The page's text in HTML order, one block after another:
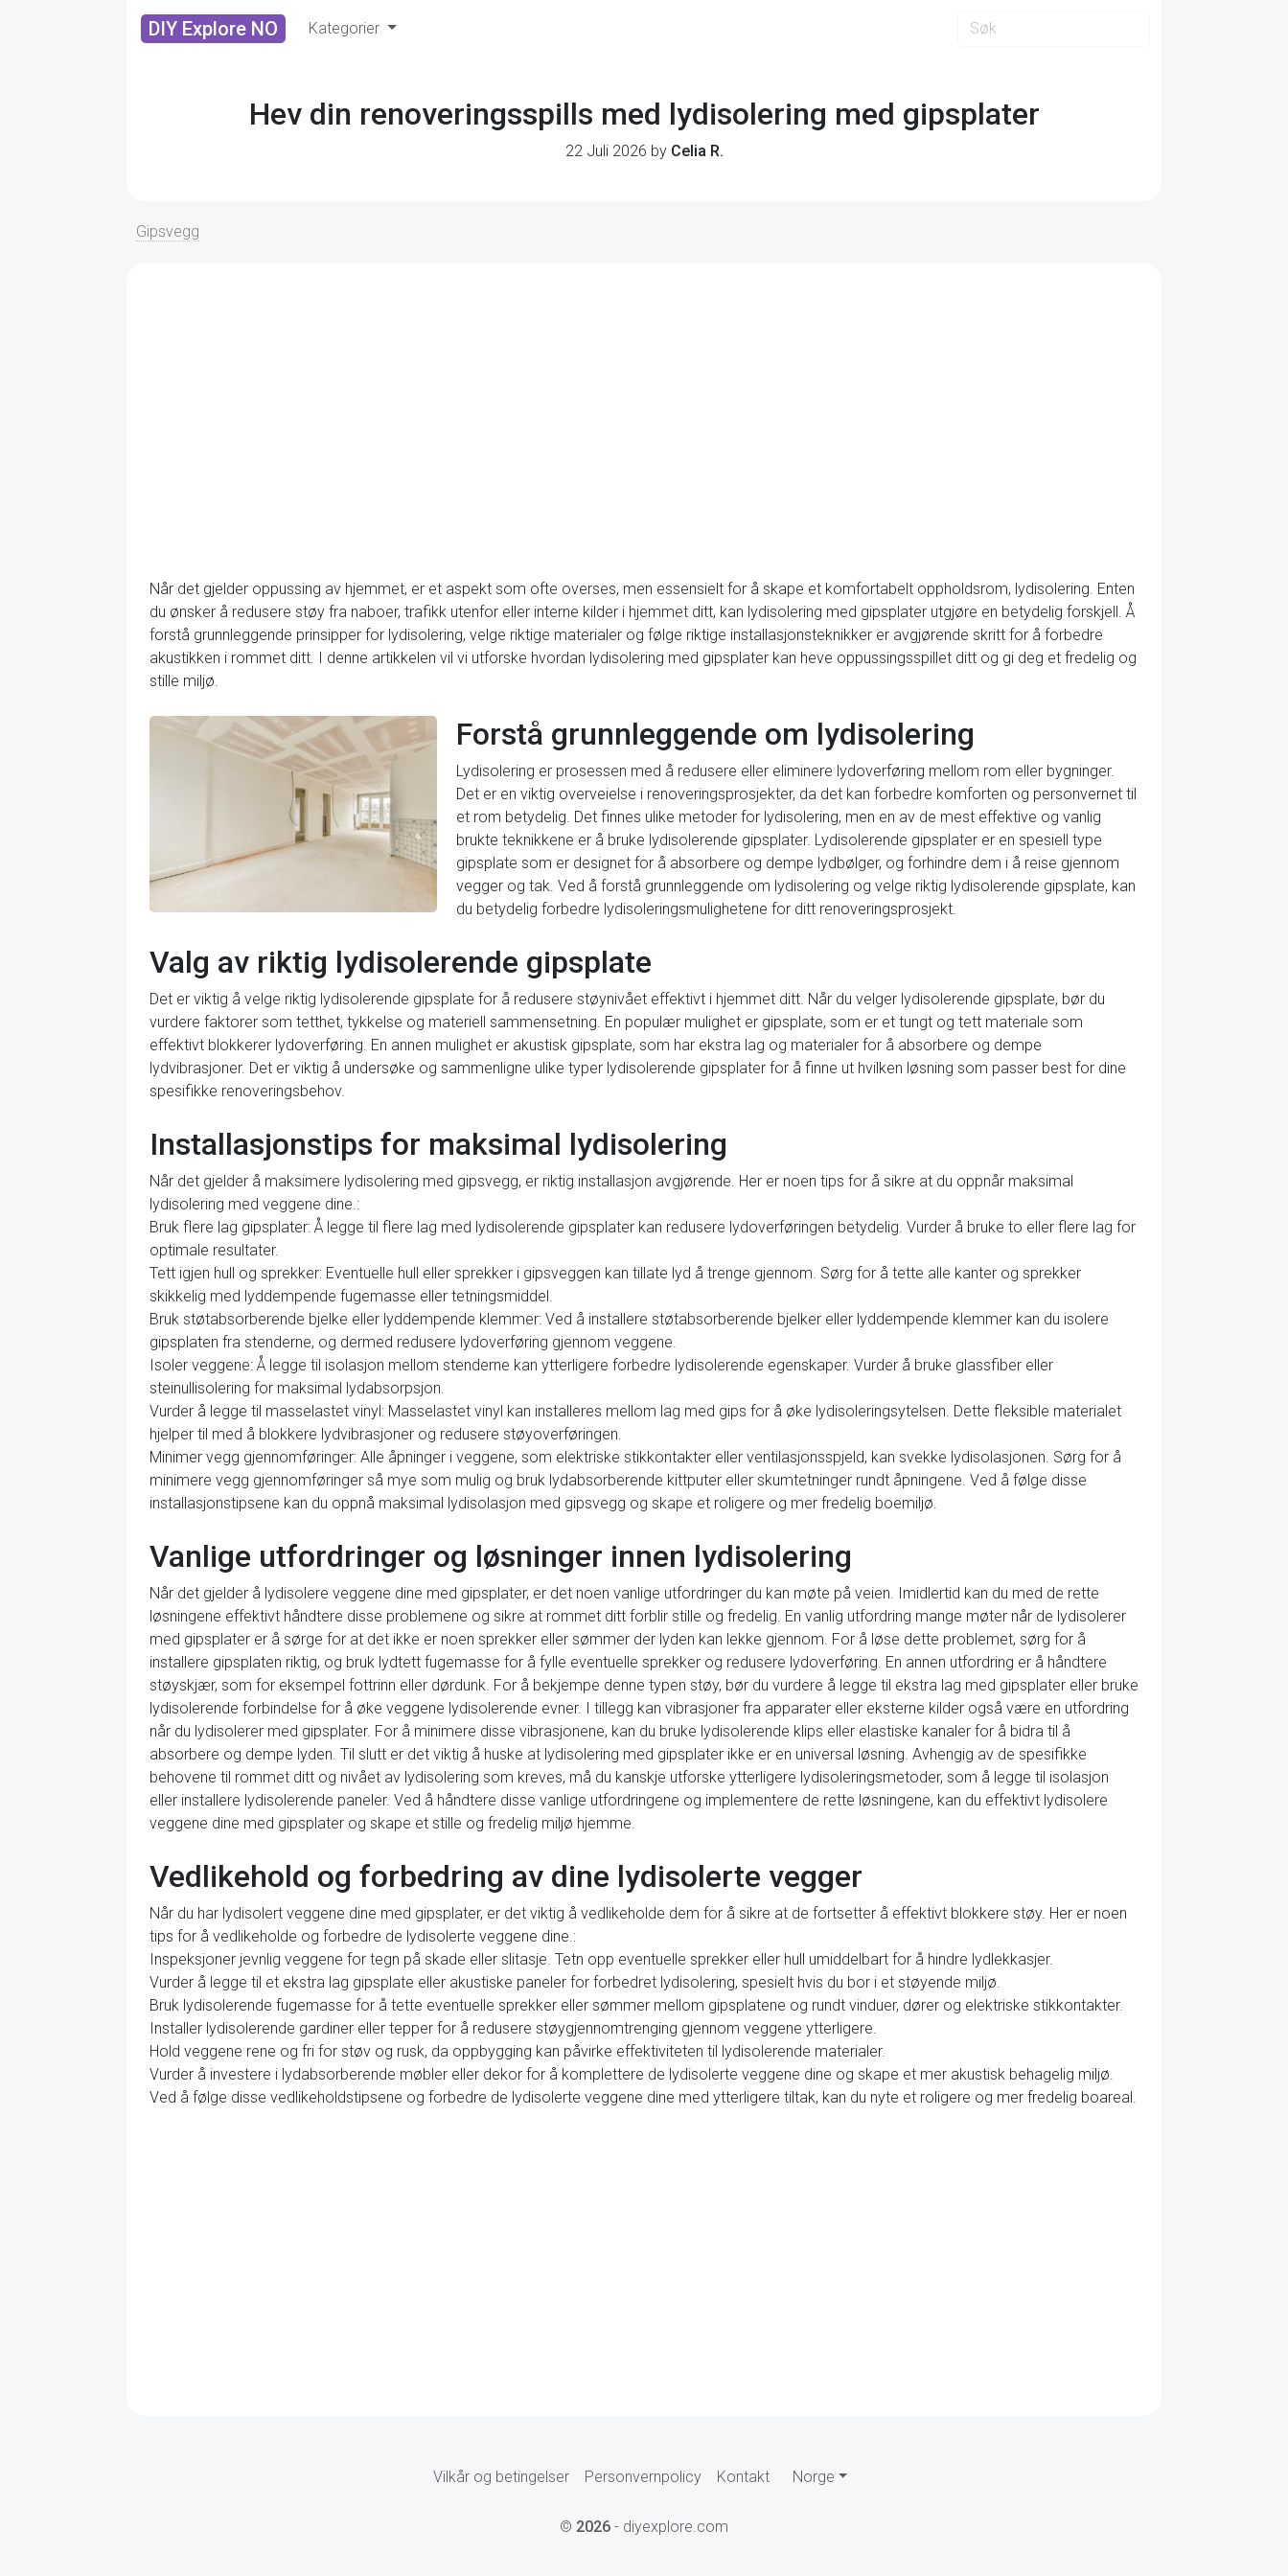
DIY Explore NO Kategorier
Hev din renoveringsspills med lydisolering med gipsplater
22 Juli 2026 by Celia R.
Gipsvegg
Når det gjelder oppussing av hjemmet, er et aspekt som ofte overses, men essensielt for å skape et komfortabelt oppholdsrom, lydisolering. Enten
du ønsker å redusere støy fra naboer, trafikk utenfor eller interne kilder i hjemmet ditt, kan lydisolering med gipsplater utgjøre en betydelig forskjell. Å
forstå grunnleggende prinsipper for lydisolering, velge riktige materialer og følge riktige installasjonsteknikker er avgjørende skritt for å forbedre
akustikken i rommet ditt. I denne artikkelen vil vi utforske hvordan lydisolering med gipsplater kan heve oppussingsspillet ditt og gi deg et fredelig og
stille miljø.
Forstå grunnleggende om lydisolering
Lydisolering er prosessen med å redusere eller eliminere lydoverføring mellom rom eller bygninger.
Det er en viktig overveielse i renoveringsprosjekter, da det kan forbedre komforten og personvernet til
et rom betydelig. Det finnes ulike metoder for lydisolering, men en av de mest effektive og vanlig
brukte teknikkene er å bruke lydisolerende gipsplater. Lydisolerende gipsplater er en spesiell type
gipsplate som er designet for å absorbere og dempe lydbølger, og forhindre dem i å reise gjennom
vegger og tak. Ved å forstå grunnleggende om lydisolering og velge riktig lydisolerende gipsplate, kan
du betydelig forbedre lydisoleringsmulighetene for ditt renoveringsprosjekt.
Valg av riktig lydisolerende gipsplate
Det er viktig å velge riktig lydisolerende gipsplate for å redusere støynivået effektivt i hjemmet ditt. Når du velger lydisolerende gipsplate, bør du
vurdere faktorer som tetthet, tykkelse og materiell sammensetning. En populær mulighet er gipsplate, som er et tungt og tett materiale som
effektivt blokkerer lydoverføring. En annen mulighet er akustisk gipsplate, som har ekstra lag og materialer for å absorbere og dempe
lydvibrasjoner. Det er viktig å undersøke og sammenligne ulike typer lydisolerende gipsplater for å finne ut hvilken løsning som passer best for dine
spesifikke renoveringsbehov.
Installasjonstips for maksimal lydisolering
Når det gjelder å maksimere lydisolering med gipsvegg, er riktig installasjon avgjørende. Her er noen tips for å sikre at du oppnår maksimal
lydisolering med veggene dine.:
Bruk flere lag gipsplater: Å legge til flere lag med lydisolerende gipsplater kan redusere lydoverføringen betydelig. Vurder å bruke to eller flere lag for
optimale resultater.
Tett igjen hull og sprekker: Eventuelle hull eller sprekker i gipsveggen kan tillate lyd å trenge gjennom. Sørg for å tette alle kanter og sprekker
skikkelig med lyddempende fugemasse eller tetningsmiddel.
Bruk støtabsorberende bjelke eller lyddempende klemmer: Ved å installere støtabsorberende bjelker eller lyddempende klemmer kan du isolere
gipsplaten fra stenderne, og dermed redusere lydoverføring gjennom veggene.
Isoler veggene: Å legge til isolasjon mellom stenderne kan ytterligere forbedre lydisolerende egenskaper. Vurder å bruke glassfiber eller
steinullisolering for maksimal lydabsorpsjon.
Vurder å legge til masselastet vinyl: Masselastet vinyl kan installeres mellom lag med gips for å øke lydisoleringsytelsen. Dette fleksible materialet
hjelper til med å blokkere lydvibrasjoner og redusere støyoverføringen.
Minimer vegg gjennomføringer: Alle åpninger i veggene, som elektriske stikkontakter eller ventilasjonsspjeld, kan svekke lydisolasjonen. Sørg for å
minimere vegg gjennomføringer så mye som mulig og bruk lydabsorberende kittputer eller skumtetninger rundt åpningene. Ved å følge disse
installasjonstipsene kan du oppnå maksimal lydisolasjon med gipsvegg og skape et roligere og mer fredelig boemiljø.
Vanlige utfordringer og løsninger innen lydisolering
Når det gjelder å lydisolere veggene dine med gipsplater, er det noen vanlige utfordringer du kan møte på veien. Imidlertid kan du med de rette
løsningene effektivt håndtere disse problemene og sikre at rommet ditt forblir stille og fredelig. En vanlig utfordring mange møter når de lydisolerer
med gipsplater er å sørge for at det ikke er noen sprekker eller sømmer der lyden kan lekke gjennom. For å løse dette problemet, sørg for å
installere gipsplaten riktig, og bruk lydtett fugemasse for å fylle eventuelle sprekker og redusere lydoverføring. En annen utfordring er å håndtere
støyskjær, som for eksempel fottrinn eller dørdunk. For å bekjempe denne typen støy, bør du vurdere å legge til ekstra lag med gipsplater eller bruke
lydisolerende forbindelse for å øke veggene lydisolerende evner. I tillegg kan vibrasjoner fra apparater eller eksterne kilder også være en utfordring
når du lydisolerer med gipsplater. For å minimere disse vibrasjonene, kan du bruke lydisolerende klips eller elastiske kanaler for å bidra til å
absorbere og dempe lyden. Til slutt er det viktig å huske at lydisolering med gipsplater ikke er en universal løsning. Avhengig av de spesifikke
behovene til rommet ditt og nivået av lydisolering som kreves, må du kanskje utforske ytterligere lydisoleringsmetoder, som å legge til isolasjon
eller installere lydisolerende paneler. Ved å håndtere disse vanlige utfordringene og implementere de rette løsningene, kan du effektivt lydisolere
veggene dine med gipsplater og skape et stille og fredelig miljø hjemme.
Vedlikehold og forbedring av dine lydisolerte vegger
Når du har lydisolert veggene dine med gipsplater, er det viktig å vedlikeholde dem for å sikre at de fortsetter å effektivt blokkere støy. Her er noen
tips for å vedlikeholde og forbedre de lydisolerte veggene dine.:
Inspeksjoner jevnlig veggene for tegn på skade eller slitasje. Tetn opp eventuelle sprekker eller hull umiddelbart for å hindre lydlekkasjer.
Vurder å legge til et ekstra lag gipsplate eller akustiske paneler for forbedret lydisolering, spesielt hvis du bor i et støyende miljø.
Bruk lydisolerende fugemasse for å tette eventuelle sprekker eller sømmer mellom gipsplatene og rundt vinduer, dører og elektriske stikkontakter.
Installer lydisolerende gardiner eller tepper for å redusere støygjennomtrenging gjennom veggene ytterligere.
Hold veggene rene og fri for støv og rusk, da oppbygging kan påvirke effektiviteten til lydisolerende materialer.
Vurder å investere i lydabsorberende møbler eller dekor for å komplettere de lydisolerte veggene dine og skape et mer akustisk behagelig miljø.
Ved å følge disse vedlikeholdstipsene og forbedre de lydisolerte veggene dine med ytterligere tiltak, kan du nyte et roligere og mer fredelig boareal.
Vilkår og betingelser Personvernpolicy Kontakt Norge
© 2026 - diyexplore.com